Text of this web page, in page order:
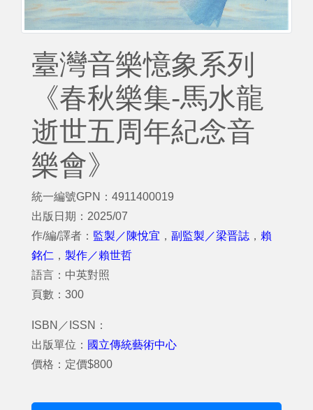
臺灣音樂憶象系列
《春秋樂集-馬水龍
逝世五周年紀念音
樂會》
統一編號GPN：4911400019
出版日期：2025/07
作/編/譯者： 監製／陳悅宜 ， 副監製／梁晋誌 ， 賴
銘仁 ， 製作／賴世哲
語言：中英對照
頁數：300
ISBN／ISSN：
出版單位： 國立傳統藝術中心
價格：定價$800